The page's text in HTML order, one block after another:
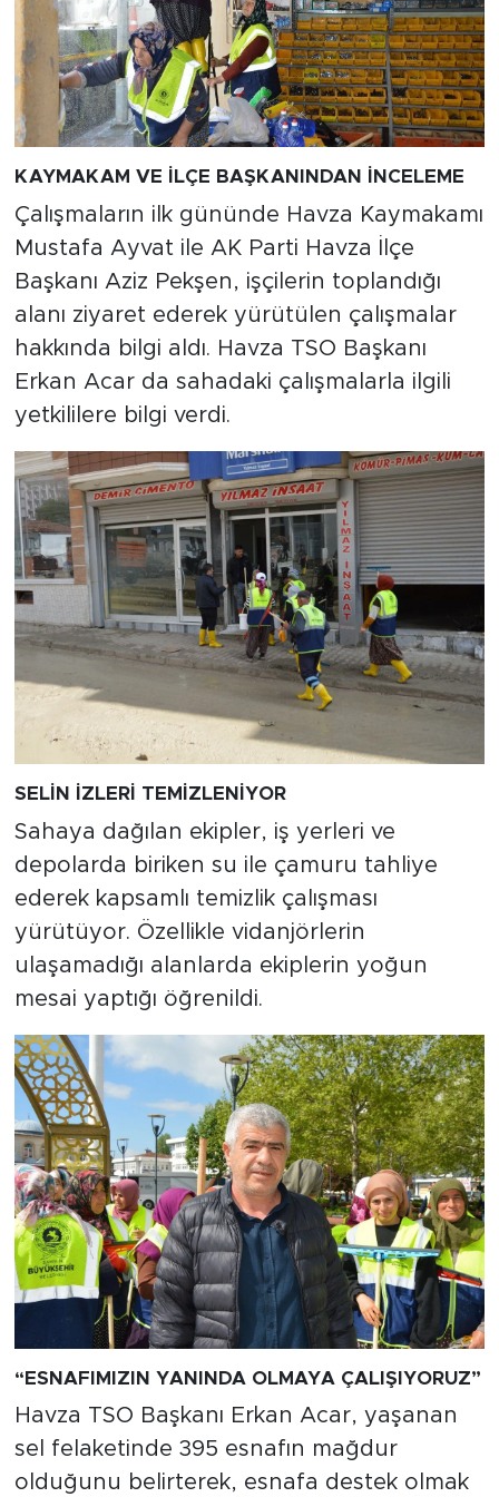
KAYMAKAM VE İLÇE BAŞKANINDAN İNCELEME
Çalışmaların ilk gününde Havza Kaymakamı
Mustafa Ayvat ile AK Parti Havza İlçe
Başkanı Aziz Pekşen, işçilerin toplandığı
alanı ziyaret ederek yürütülen çalışmalar
hakkında bilgi aldı. Havza TSO Başkanı
Erkan Acar da sahadaki çalışmalarla ilgili
yetkililere bilgi verdi.
SELİN İZLERİ TEMİZLENİYOR
Sahaya dağılan ekipler, iş yerleri ve
depolarda biriken su ile çamuru tahliye
ederek kapsamlı temizlik çalışması
yürütüyor. Özellikle vidanjörlerin
ulaşamadığı alanlarda ekiplerin yoğun
mesai yaptığı öğrenildi.
“ESNAFIMIZIN YANINDA OLMAYA ÇALIŞIYORUZ”
Havza TSO Başkanı Erkan Acar, yaşanan
sel felaketinde 395 esnafın mağdur
olduğunu belirterek, esnafa destek olmak